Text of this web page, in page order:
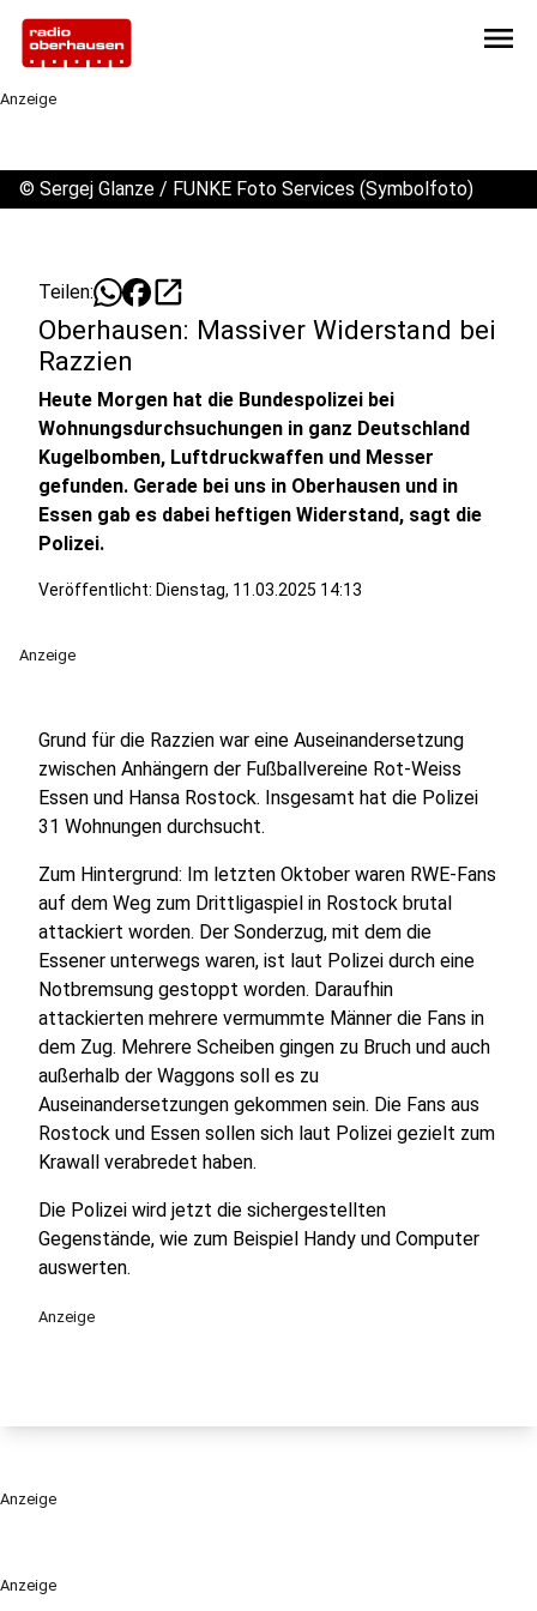
menu
Anzeige
Anzeige
© Sergej Glanze / FUNKE Foto Services (Symbolfoto)
Teilen: open_in_new
Oberhausen: Massiver Widerstand bei
Razzien
Heute Morgen hat die Bundespolizei bei
Wohnungsdurchsuchungen in ganz Deutschland
Kugelbomben, Luftdruckwaffen und Messer
gefunden. Gerade bei uns in Oberhausen und in
Essen gab es dabei heftigen Widerstand, sagt die
Polizei.
Veröffentlicht: Dienstag, 11.03.2025 14:13
Anzeige
Grund für die Razzien war eine Auseinandersetzung
zwischen Anhängern der Fußballvereine Rot-Weiss
Essen und Hansa Rostock. Insgesamt hat die Polizei
31 Wohnungen durchsucht.
Zum Hintergrund: Im letzten Oktober waren RWE-Fans
auf dem Weg zum Drittligaspiel in Rostock brutal
attackiert worden. Der Sonderzug, mit dem die
Essener unterwegs waren, ist laut Polizei durch eine
Notbremsung gestoppt worden. Daraufhin
attackierten mehrere vermummte Männer die Fans in
dem Zug. Mehrere Scheiben gingen zu Bruch und auch
außerhalb der Waggons soll es zu
Auseinandersetzungen gekommen sein. Die Fans aus
Rostock und Essen sollen sich laut Polizei gezielt zum
Krawall verabredet haben.
Die Polizei wird jetzt die sichergestellten
Gegenstände, wie zum Beispiel Handy und Computer
auswerten.
Anzeige
Anzeige